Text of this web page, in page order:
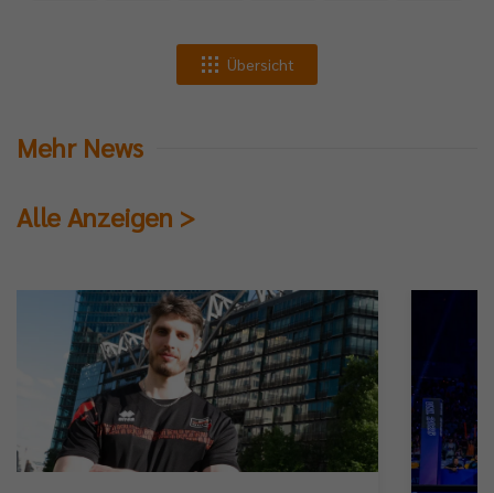
Übersicht
Mehr News
Alle Anzeigen >